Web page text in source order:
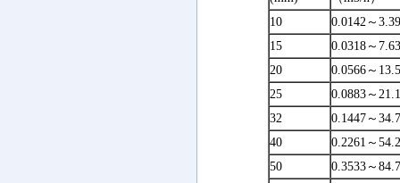
10
0.0142～
15
0.0318～
20
0.0566～
25
0.0883～
32
0.1447～
40
0.2261～
50
0.3533～